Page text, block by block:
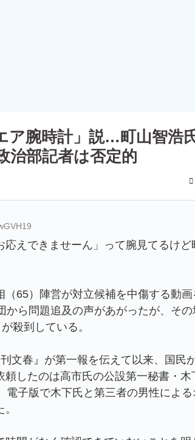
ア腕時計」説…町山智浩
部記者は否定的
えできませーん」って腕見てるけど
65）陣営が対立候補を中傷する動
ら問題追及の声があがったが、その
殺到している。
文春』が第一報を伝えて以来、国民
したのは高市氏の公設第一秘書・木
子版で木下氏と第三者の男性による